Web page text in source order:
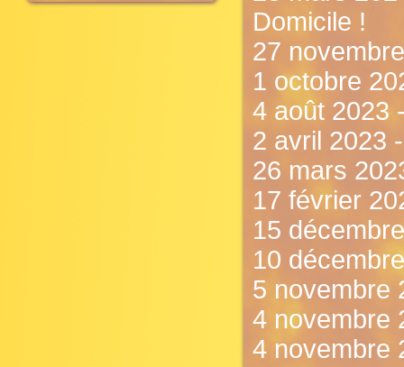
Domicile !
27
1 octobre
4 août 2023
2 avril 2023
26 mars
17 février
15
10
5 novembre
4 novembre
4 novembre